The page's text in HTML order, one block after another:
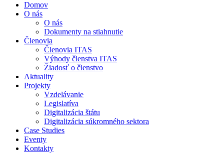
Domov
O nás
O nás
Dokumenty na stiahnutie
Členovia
Členovia ITAS
Výhody členstva ITAS
Žiadosť o členstvo
Aktuality
Projekty
Vzdelávanie
Legislatíva
Digitalizácia štátu
Digitalizácia súkromného sektora
Case Studies
Eventy
Kontakty